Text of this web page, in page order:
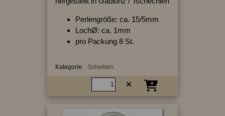
Perlengröße: ca. 15/5mm
LochØ: ca. 1mm
pro Packung 8 St.
Kategorie: Scheiben